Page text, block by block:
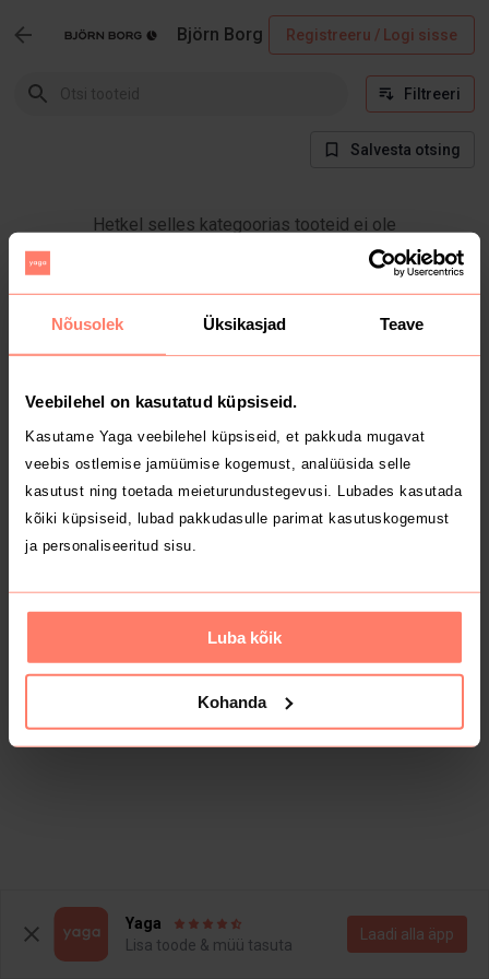
Nõusolek Üksikasjad Teave
Veebilehel on kasutatud küpsiseid.
Kasutame Yaga veebilehel küpsiseid, et pakkuda mugavat
veebis ostlemise jamüümise kogemust, analüüsida selle
kasutust ning toetada meieturundustegevusi. Lubades kasutada
kõiki küpsiseid, lubad pakkudasulle parimat kasutuskogemust
ja personaliseeritud sisu.
Luba kõik
Kohanda
Björn Borg Registreeru / Logi sisse
Filtreeri
Salvesta otsing
Hetkel selles kategoorias tooteid ei ole
Yaga
Lisa toode & müü tasuta
Laadi alla äpp